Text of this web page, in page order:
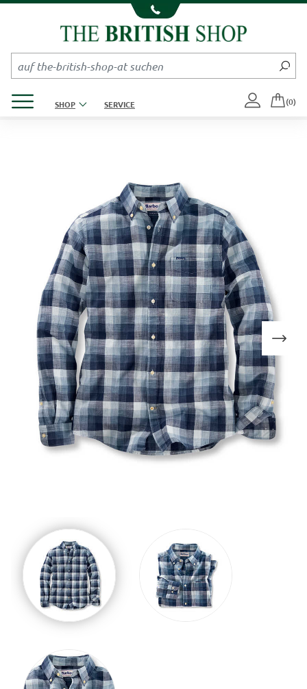
Kompletten Head der Seite überspringen
SHOP SERVICE (0)